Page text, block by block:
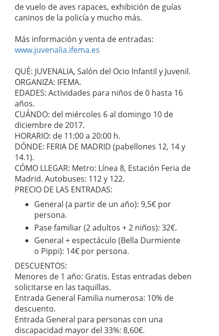
de vuelo de aves rapaces, exhibición de guías
caninos de la policía y mucho más.
Más información y venta de entradas:
www.juvenalia.ifema.es
QUÉ: JUVENALIA, Salón del Ocio Infantil y Juvenil.
ORGANIZA: IFEMA.
EDADES: Actividades para niños de 0 hasta 16
años.
CUÁNDO: del miércoles 6 al domingo 10 de
diciembre de 2017.
HORARIO: de 11:00 a 20:00 h.
DÓNDE: FERIA DE MADRID (pabellones 12, 14 y
14.1).
CÓMO LLEGAR: Metro: Línea 8, Estación Feria de
Madrid. Autobuses: 112 y 122.
PRECIO DE LAS ENTRADAS:
General (a partir de un año): 9,5€ por
persona.
Pase familiar (2 adultos + 2 niños): 32€.
General + espectáculo (Bella Durmiente
o Pippi): 14€ por persona.
DESCUENTOS:
Menores de 1 año: Gratis. Estas entradas deben
solicitarse en las taquillas.
Entrada General Familia numerosa: 10% de
descuento.
Entrada General para personas con una
discapacidad mayor del 33%: 8,60€.